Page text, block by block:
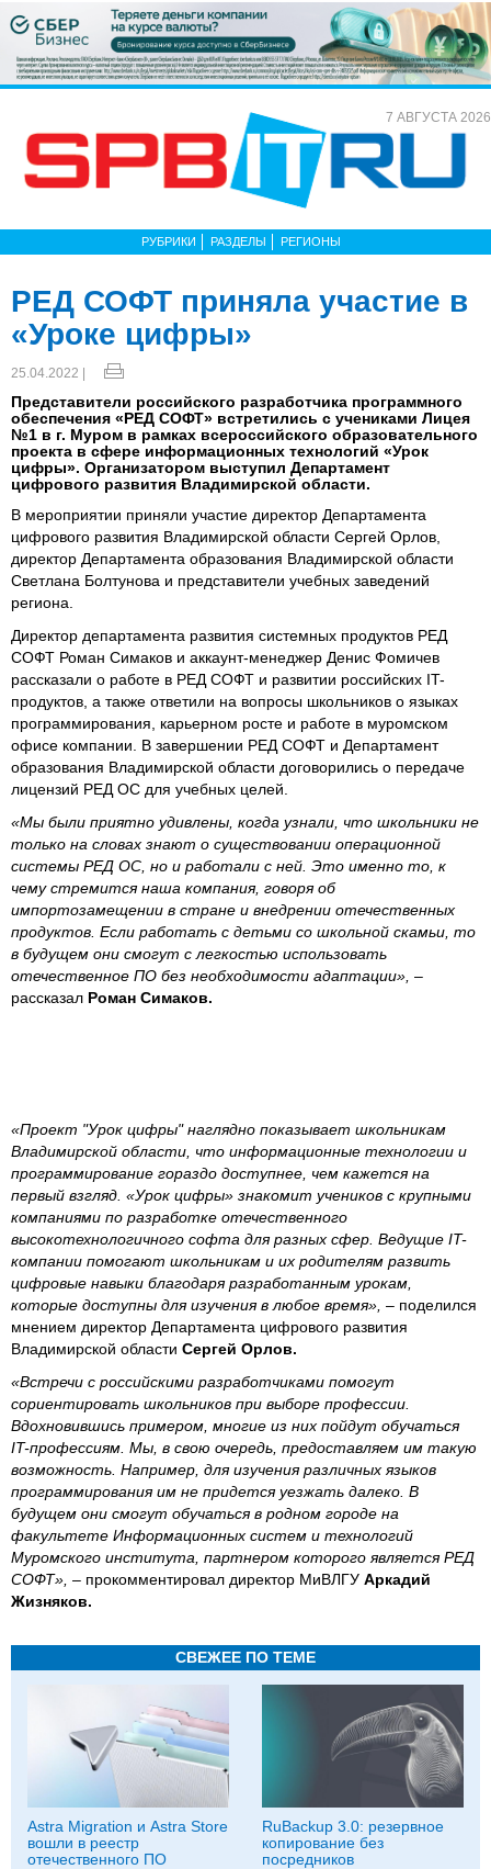
7 АВГУСТА 2026
РУБРИКИ РАЗДЕЛЫ РЕГИОНЫ
РЕД СОФТ приняла участие в
«Уроке цифры»
25.04.2022 |
Представители российского разработчика программного
обеспечения «РЕД СОФТ» встретились с учениками Лицея
№1 в г. Муром в рамках всероссийского образовательного
проекта в сфере информационных технологий «Урок
цифры». Организатором выступил Департамент
цифрового развития Владимирской области.
В мероприятии приняли участие директор Департамента
цифрового развития Владимирской области Сергей Орлов,
директор Департамента образования Владимирской области
Светлана Болтунова и представители учебных заведений
региона.
Директор департамента развития системных продуктов РЕД
СОФТ Роман Симаков и аккаунт-менеджер Денис Фомичев
рассказали о работе в РЕД СОФТ и развитии российских IT-
продуктов, а также ответили на вопросы школьников о языках
программирования, карьерном росте и работе в муромском
офисе компании. В завершении РЕД СОФТ и Департамент
образования Владимирской области договорились о передаче
лицензий РЕД ОС для учебных целей.
«Мы были приятно удивлены, когда узнали, что школьники не
только на словах знают о существовании операционной
системы РЕД ОС, но и работали с ней. Это именно то, к
чему стремится наша компания, говоря об
импортозамещении в стране и внедрении отечественных
продуктов. Если работать с детьми со школьной скамьи, то
в будущем они смогут с легкостью использовать
отечественное ПО без необходимости адаптации», –
рассказал Роман Симаков.
«Проект "Урок цифры" наглядно показывает школьникам
Владимирской области, что информационные технологии и
программирование гораздо доступнее, чем кажется на
первый взгляд. «Урок цифры» знакомит учеников с крупными
компаниями по разработке отечественного
высокотехнологичного софта для разных сфер. Ведущие IT-
компании помогают школьникам и их родителям развить
цифровые навыки благодаря разработанным урокам,
которые доступны для изучения в любое время», – поделился
мнением директор Департамента цифрового развития
Владимирской области Сергей Орлов.
«Встречи с российскими разработчиками помогут
сориентировать школьников при выборе профессии.
Вдохновившись примером, многие из них пойдут обучаться
IT-профессиям. Мы, в свою очередь, предоставляем им такую
возможность. Например, для изучения различных языков
программирования им не придется уезжать далеко. В
будущем они смогут обучаться в родном городе на
факультете Информационных систем и технологий
Муромского института, партнером которого является РЕД
СОФТ», – прокомментировал директор МиВЛГУ Аркадий
Жизняков.
СВЕЖЕЕ ПО ТЕМЕ
Astra Migration и Astra Store
вошли в реестр
отечественного ПО
RuBackup 3.0: резервное
копирование без
посредников